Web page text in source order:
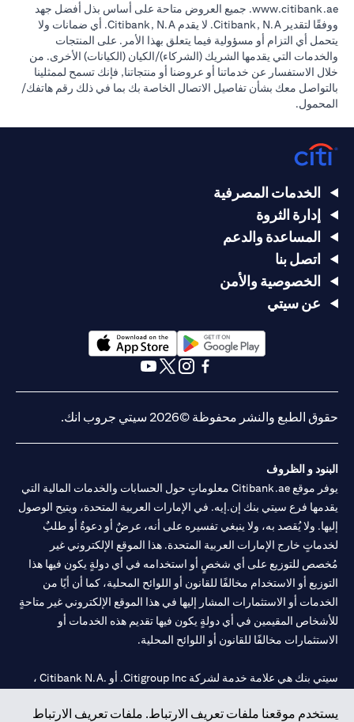
www.citibank.ae
opens in a new tab
. جميع العروض متاحة على أساس بذل أفضل جهد
ووفقًا لتقدير Citibank, N.A. لا يقدم Citibank, N.A. أي ضمانات ولا
يتحمل أي التزام أو مسؤولية فيما يتعلق بهذا الأمر. على المنتجات
والخدمات التي يقدمها الشريك (الشركاء)/الكيان (الكيانات) الأخرى. من
خلال الاستفسار عن خدماتنا أو عروضنا أو منتجاتنا, فإنك تسمح لممثلينا
بالتواصل معك بشأن تفاصيل الاتصال الخاصة بك بما في ذلك رقم هاتفك/
المحمول.
يستخدم موقعنا ملفات تعريف الارتباط. ملفات تعريف الارتباط
الخدمات المصرفية
إدارة الثروة
المساعدة والدعم
اتصل بنا
الخصوصية والأمن
عن سيتي
opens in a new tab
opens in a new tab
حقوق الطبع والنشر محفوظة ©2026 سيتي جروب انك.
البنود و الظروف
يوفر موقع Citibank.ae معلوماتٍ حول الحسابات والخدمات المالية التي
يقدمها فرع سيتي بنك إن.إيه. في الإمارات العربية المتحدة، ويتيح الوصول
إليها. ولا يُقصد به، ولا ينبغي تفسيره على أنه، عرضٌ أو دعوةٌ أو طلبٌ
لخدماتٍ خارج الإمارات العربية المتحدة. هذا الموقع الإلكتروني غير
مُخصص للتوزيع على أي شخصٍ أو استخدامه في أي دولةٍ يكون فيها هذا
التوزيع أو الاستخدام مخالفًا للقانون أو اللوائح المحلية، كما أن أيًا من
الخدمات أو الاستثمارات المشار إليها في هذا الموقع الإلكتروني غير متاحةٍ
للأشخاص المقيمين في أي دولةٍ يكون فيها تقديم هذه الخدمات أو
الاستثمارات مخالفًا للقانون أو اللوائح المحلية.
سيتي بنك هي علامة خدمة لشركة Citigroup Inc. أو .Citibank N.A ،